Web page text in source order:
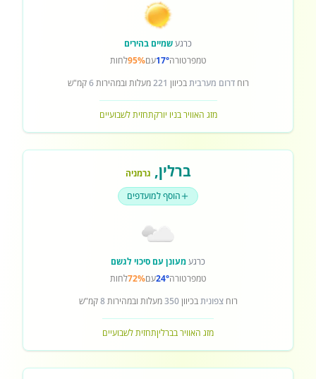
כרגעשמיים בהירים
טמפרטורה17°עם95%לחות
רוחדרום מערביתבכיוון 221מעלות ובמהירות6קמ"ש
מזג האוויר בניו יורקתחזית לשבועיים
ברלין, גרמניה
הוסף למועדפים
כרגעמעונן עם סיכוי לגשם
טמפרטורה24°עם72%לחות
רוחצפוניתבכיוון350מעלות ובמהירות8קמ"ש
מזג האוויר בברליןתחזית לשבועיים